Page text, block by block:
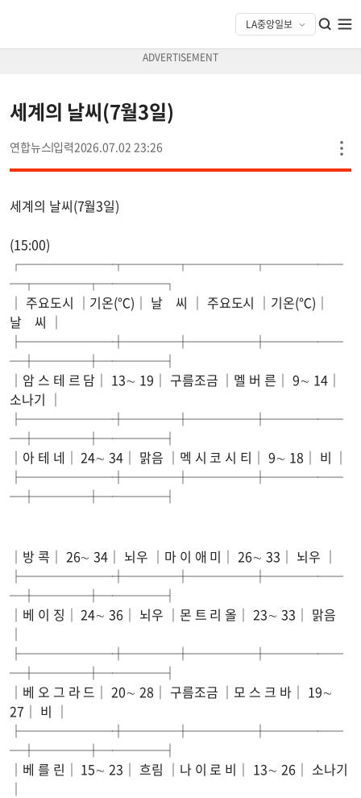
세계의 날씨(7월3일)
연합뉴스 2026.07.02 23:26
세계의 날씨(7월3일)
(15:00)
┌───────┬────┬─────┬──────
─┬────┬─────┐
│ 주요도시 │기온(℃)│ 날 씨 │ 주요도시 │기온(℃)│
날 씨 │
├───────┼────┼─────┼──────
─┼────┼─────┤
│암 스 테 르 담│ 13∼ 19│ 구름조금 │멜 버 른│ 9∼ 14│
소나기 │
├───────┼────┼─────┼──────
─┼────┼─────┤
│아 테 네│ 24∼ 34│ 맑음 │멕 시 코 시 티│ 9∼ 18│ 비 │
├───────┼────┼─────┼──────
─┼────┼─────┤
│방 콕│ 26∼ 34│ 뇌우 │마 이 애 미│ 26∼ 33│ 뇌우 │
├───────┼────┼─────┼──────
─┼────┼─────┤
│베 이 징│ 24∼ 36│ 뇌우 │몬 트 리 올│ 23∼ 33│ 맑음
│
├───────┼────┼─────┼──────
─┼────┼─────┤
│베 오 그 라 드│ 20∼ 28│ 구름조금 │모 스 크 바│ 19∼
27│ 비 │
├───────┼────┼─────┼──────
─┼────┼─────┤
│베 를 린│ 15∼ 23│ 흐림 │나 이 로 비│ 13∼ 26│ 소나기
│